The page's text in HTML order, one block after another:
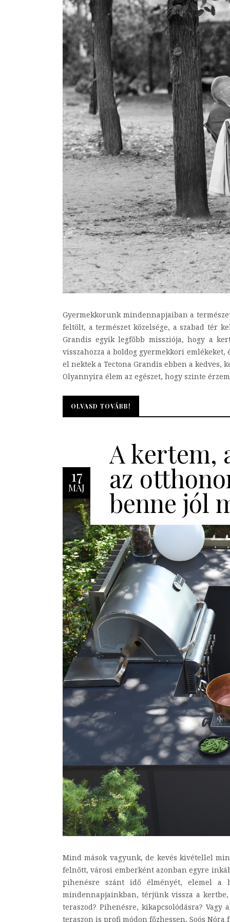
Gyermekkorunk mindennapjaiban a
feltölt, a természet közelsége, a szabad tér
Grandis egyik legfőbb missziója, hogy a
visszahozza a boldog gyermekkori
el nektek a Tectona Grandis ebben a
Olyannyira élem az egészet, hogy szinte
OLVASD TOVÁBB!
OLVASD TOVÁBB!
17
MÁJ
A kertem,
az
benne jól
Mind mások vagyunk, de kevés kivétellel
felnőtt, városi emberként azonban egyre
pihenésre szánt idő élményét, elemel
mindennapjainkban, térjünk vissza a
teraszod? Pihenésre, kikapcsolódásra?
teraszon is profi módon főz­hessen, Soós